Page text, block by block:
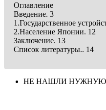
Оглавление
Введение. 3
1.Государственное
2.Население Японии. 12
Заключение. 13
Список литературы.. 14
НЕ НАШЛИ НУЖНУЮ